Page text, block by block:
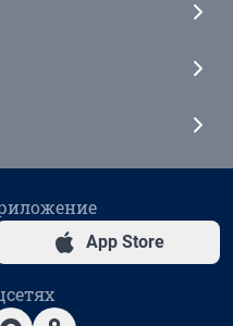
App Store